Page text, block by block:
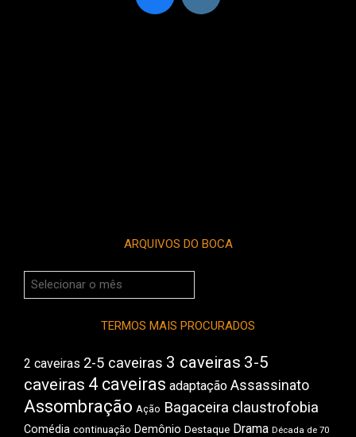
ARQUIVOS DO BOCA
Arquivos
do
TERMOS MAIS PROCURADOS
2 caveiras 2-5 caveiras 3 caveiras 3-5
caveiras 4 caveiras adaptação Assassinato
Assombração Ação Bagaceira claustrofobia
Comédia continuação Demônio Destaque Drama Década de 70